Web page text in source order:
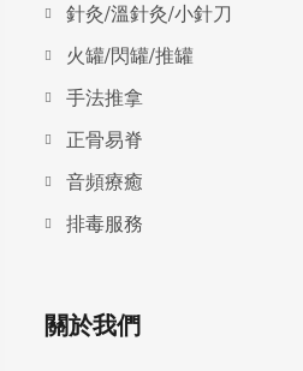
針灸/溫針灸/小針刀
火罐/閃罐/推罐
手法推拿
正骨易脊
⾳頻療癒
排毒服務
關於我們